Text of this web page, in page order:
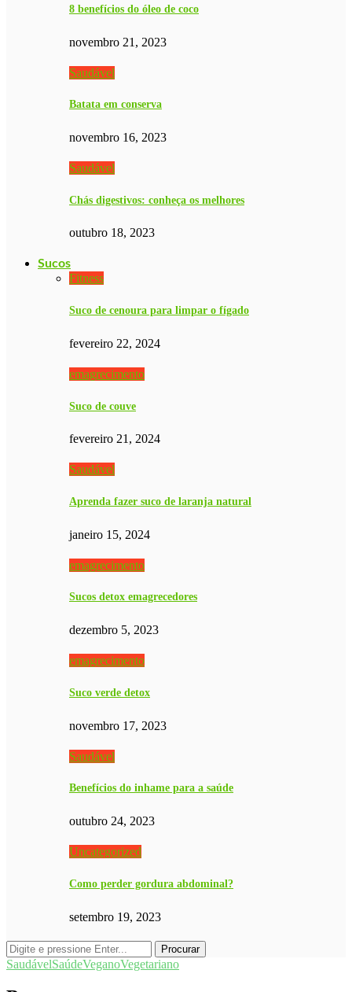
8 benefícios do óleo de coco
novembro 21, 2023
Saudável
Batata em conserva
novembro 16, 2023
Saudável
Chás digestivos: conheça os melhores
outubro 18, 2023
Sucos
Fitness
Suco de cenoura para limpar o fígado
fevereiro 22, 2024
emagrecimento
Suco de couve
fevereiro 21, 2024
Saudável
Aprenda fazer suco de laranja natural
janeiro 15, 2024
emagrecimento
Sucos detox emagrecedores
dezembro 5, 2023
emagrecimento
Suco verde detox
novembro 17, 2023
Saudável
Benefícios do inhame para a saúde
outubro 24, 2023
Uncategorized
Como perder gordura abdominal?
setembro 19, 2023
SaudávelSaúdeVeganoVegetariano